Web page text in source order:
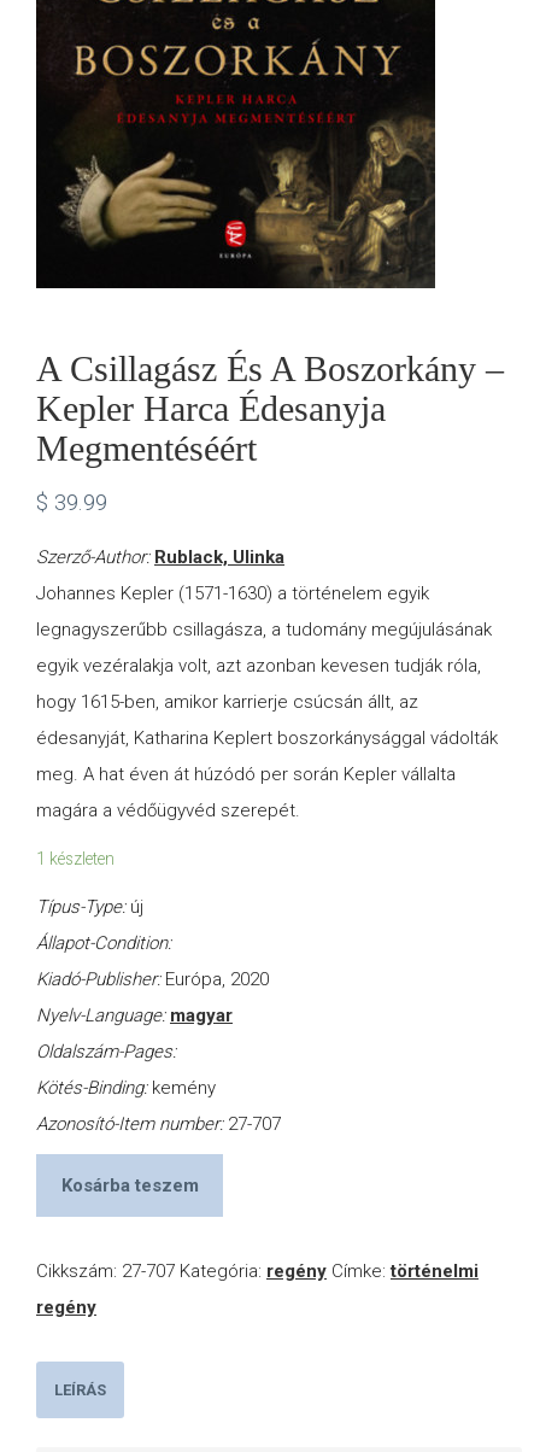
A Csillagász És A Boszorkány –
Kepler Harca Édesanyja
Megmentéséért
$ 39.99
Szerző-Author: Rublack, Ulinka
Johannes Kepler (1571-1630) a történelem egyik
legnagyszerűbb csillagásza, a tudomány megújulásának
egyik vezéralakja volt, azt azonban kevesen tudják róla,
hogy 1615-ben, amikor karrierje csúcsán állt, az
édesanyját, Katharina Keplert boszorkánysággal vádolták
meg. A hat éven át húzódó per során Kepler vállalta
magára a védőügyvéd szerepét.
1 készleten
Típus-Type: új
Állapot-Condition:
Kiadó-Publisher: Európa, 2020
Nyelv-Language: magyar
Oldalszám-Pages:
Kötés-Binding: kemény
Azonosító-Item number: 27-707
Kosárba teszem
Cikkszám: 27-707 Kategória: regény Címke:történelmi
regény
LEÍRÁS